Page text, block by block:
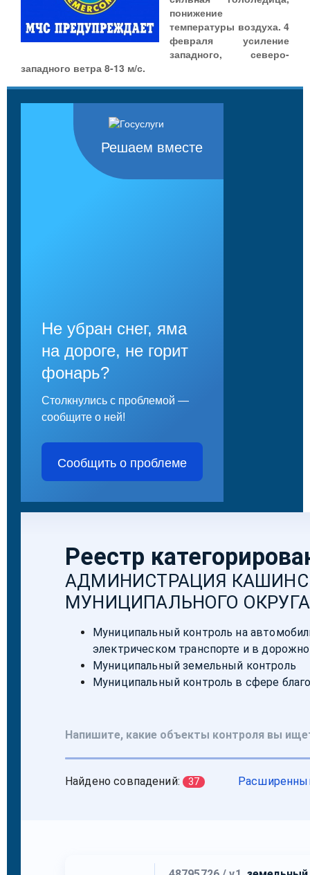
понижение
температуры воздуха. 4
февраля усиление
западного, северо-
западного ветра 8-13 м/с.
Решаем вместе
Не убран снег, яма
на дороге, не горит
фонарь?
Столкнулись с проблемой —
сообщите о ней!
Сообщить о проблеме